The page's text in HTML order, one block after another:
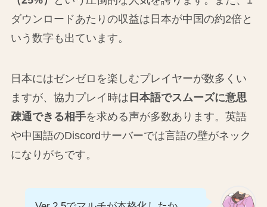
ダウンロードあたりの収益は日本が中国の約2倍と
いう数字も出ています。
日本にはゼンゼロを楽しむプレイヤーが数多くい
ますが、協力プレイ時は 日本語でスムーズに意思
疎通できる相手を求める声が多数あります。英語
や中国語のDiscordサーバーでは言語の壁がネック
になりがちです。